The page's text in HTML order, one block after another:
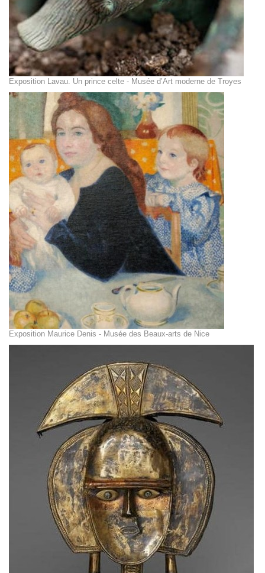
Exposition Lavau. Un prince celte - Musée d’Art moderne de Troyes
Exposition Maurice Denis - Musée des Beaux-arts de Nice